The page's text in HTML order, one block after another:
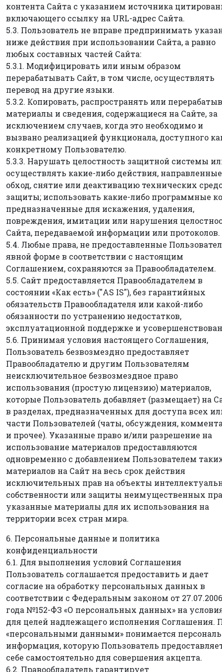
контента Сайта с указанием источника
включающего ссылку на URL-адрес Сайта.
5.3. Пользователь не вправе предпринимать
ниже действия при использовании Сайта, а равно
любых составных частей Сайта:
5.3.1. Модифицировать или иным образом
перерабатывать Сайт, в том числе, осуществлять
перевод на другие языки.
5.3.2. Копировать, распространять или
материалы и сведения, содержащиеся на Сайте, за
исключением случаев, когда это необходимо и
вызвано реализацией функционала, доступного
конкретному Пользователю.
5.3.3. Нарушать целостность защитной системы
осуществлять какие-либо действия,
обход, снятие или деактивацию технических
защиты; использовать какие-либо программные
предназначенные для искажения, удаления,
повреждения, имитации или нарушения
Сайта, передаваемой информации или протоколов.
5.4. Любые права, не предоставленные
явной форме в соответствии с настоящим
Соглашением, сохраняются за Правообладателем.
5.5. Сайт предоставляется Правообладателем в
состоянии «Как есть» ("AS IS"), без гарантийных
обязательств Правообладателя или какой-либо
обязанности по устранению недостатков,
эксплуатационной поддержке и
5.6. Принимая условия настоящего Соглашения,
Пользователь безвозмездно предоставляет
Правообладателю и другим Пользователям
неисключительное безвозмездное право
использования (простую лицензию) материалов,
которые Пользователь добавляет (размещает) на
в разделах, предназначенных для доступа всех
части Пользователей (чаты, обсуждения,
и прочее). Указанные право и/или разрешение на
использование материалов предоставляются
одновременно с добавлением Пользователем
материалов на Сайт на весь срок действия
исключительных прав на объекты
собственности или защиты неимущественных
указанные материалы для их использования на
территории всех стран мира.
6. Персональные данные и политика
конфиденциальности
6.1. Для выполнения условий Соглашения
Пользователь соглашается предоставить и дает
согласие на обработку персональных данных в
соответствии с Федеральным законом от 27.07.2006
года №152-ФЗ «О персональных данных» на
для целей надлежащего исполнения Соглашения.
«персональными данными» понимается
информация, которую Пользователь
себе самостоятельно для совершения акцепта.
6.2. Правообладатель гарантирует